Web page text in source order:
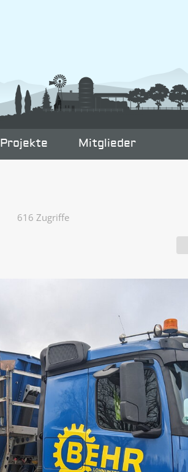
Projekte Mitglieder
616 Zugriffe